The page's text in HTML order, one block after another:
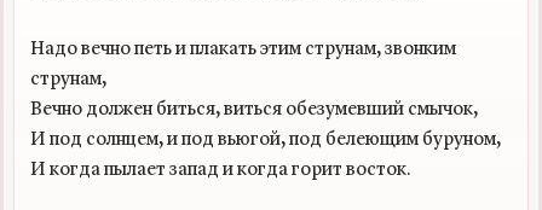
Надо вечно петь и плакать этим струнам, звонким
струнам,
Вечно должен биться, виться обезумевший смычок,
И под солнцем, и под вьюгой, под белеющим буруном,
И когда пылает запад и когда горит восток.